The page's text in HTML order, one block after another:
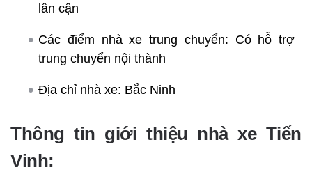
lân cận
Các điểm nhà xe trung chuyển: Có hỗ trợ
trung chuyển nội thành
Địa chỉ nhà xe: Bắc Ninh
Thông tin giới thiệu nhà xe Tiến
Vinh: